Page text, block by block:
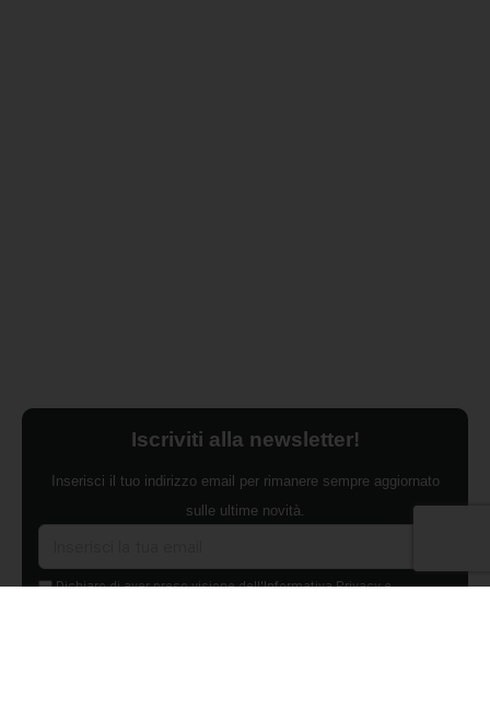
Iscriviti alla newsletter!
Inserisci il tuo indirizzo email per rimanere sempre aggiornato
sulle ultime novità.
Dichiaro di aver preso visione dell'Informativa Privacy e